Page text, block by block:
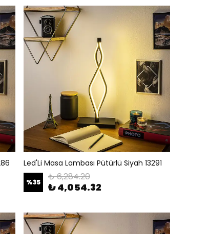
Led'Li Masa Lambası Pütürlü Siyah 13291
%35 ₺ 6,284.20
₺ 4,054.32